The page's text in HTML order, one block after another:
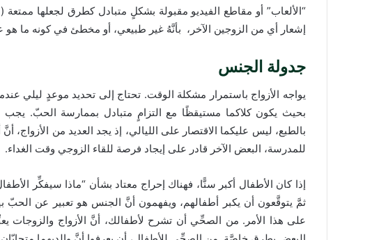
“الألعاب” أو مقاطع الفيديو مقبولة بشكلٍ متبادل كطرق لجعلها ممتعة
إشعار أي من الزوجين الآخر، بأنَّهُ غير طبيعي، أو مخطئ في كونه ما هو
جدولة الجنس
يواجه الأزواج باستمرار مشكلة الوقت. تحتاج إلى تحديد موعدٍ ليلي
بحيث يكون كلاكما مستيقظًا مع التزامٍ متبادل بممارسة الحبّ. يجب
بالطبع، ليس عليكما الاقتصار على الليالي، إذ يجد العديد من
للمدرسة، البعض الآخر قادر على إيجاد فرصة للقاء الزوجي وقت الغداء.
إذا كان الأطفال أكبر سنًّا، فهناك إحراج معتاد بشأن “ماذا سيفكِّر
ثمَّ يتوقَّعون أن يكبر أطفالهم، ويفهمون أنَّ الجنس هو تعبير عن
على هذا الأمر. من الصحِّي أن تشرح لأطفالك، أنَّ الأزواج